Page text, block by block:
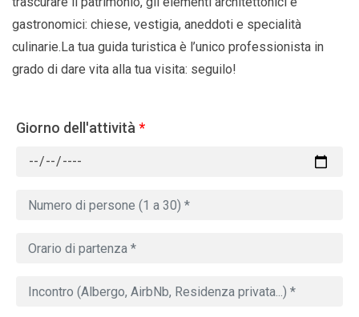
gastronomici: chiese, vestigia, aneddoti e specialità
culinarie.La tua guida turistica è l’unico professionista in
grado di dare vita alla tua visita: seguilo!
Giorno dell'attività*